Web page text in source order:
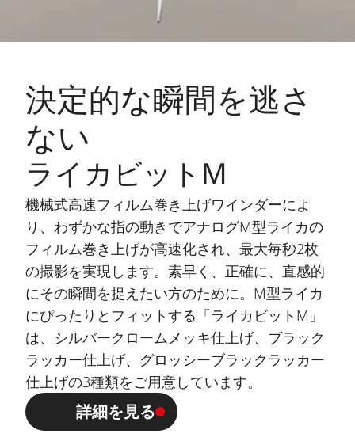
決定的な瞬間を逃さ
ない
ライカビットM
機械式高速フィルム巻き上げワインダーによ
り、わずかな指の動きでアナログM型ライカの
フィルム巻き上げが高速化され、最大毎秒2枚
の撮影を実現します。素早く、正確に、直感的
にその瞬間を捉えたい方のために。M型ライカ
にぴったりとフィットする「ライカビットM」
は、シルバークロームメッキ仕上げ、ブラック
ラッカー仕上げ、グロッシーブラックラッカー
仕上げの3種類をご用意しています。
詳細を見る